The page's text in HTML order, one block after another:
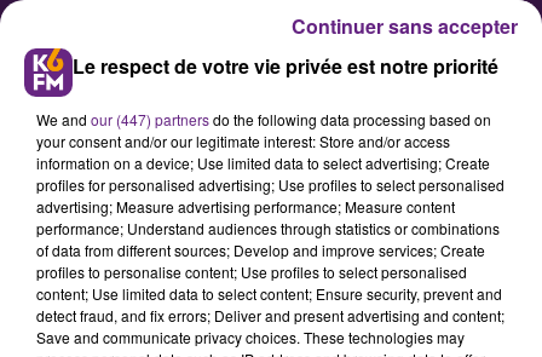
Début de grands travaux au CHU
Dijon
En ce début d’été et dans le cadre
Le respect de votre vie privée est notre priorité
We and our (447) partnersdo the following data processing based on
your consent and/or our legitimate interest: Store and/or access
information on a device; Use limited data to select advertising; Create
profiles for personalised advertising; Use profiles to select personalised
advertising; Measure advertising performance; Measure content
performance; Understand audiences through statistics or combinations
of data from different sources; Develop and improve services; Create
profiles to personalise content; Use profiles to select personalised
content; Use limited data to select content; Ensure security, prevent and
detect fraud, and fix errors; Deliver and present advertising and content;
Save and communicate privacy choices. These technologies may
Continuer sans accepter